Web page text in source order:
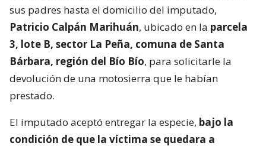
sus padres hasta el domicilio del imputado,
Patricio Calpán Marihuán, ubicado en la parcela
3, lote B, sector La Peña, comuna de Santa
Bárbara, región del Bío Bío, para solicitarle la
devolución de una motosierra que le habían
prestado.
El imputado aceptó entregar la especie, bajo la
condición de que la víctima se quedara a